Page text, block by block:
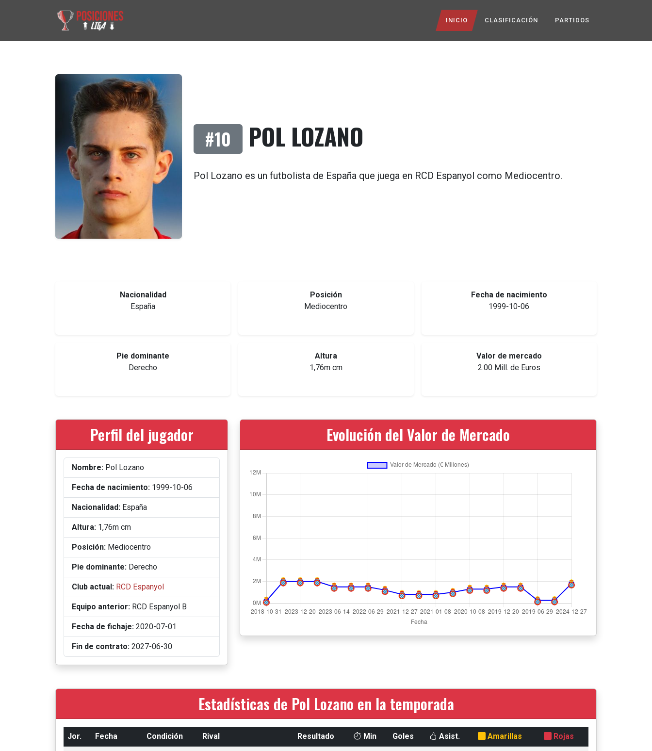
INICIO CLASIFICACIÓN PARTIDOS
#10 POL LOZANO
Pol Lozano es un futbolista de España que juega en RCD Espanyol como Mediocentro.
Nacionalidad
España
Posición
Mediocentro
Fecha de nacimiento
1999-10-06
Pie dominante
Derecho
Altura
1,76m cm
Valor de mercado
2.00 Mill. de Euros
Perfil del jugador
Nombre: Pol Lozano
Fecha de nacimiento: 1999-10-06
Nacionalidad: España
Altura: 1,76m cm
Posición: Mediocentro
Pie dominante: Derecho
Club actual: RCD Espanyol
Equipo anterior: RCD Espanyol B
Fecha de fichaje: 2020-07-01
Fin de contrato: 2027-06-30
Evolución del Valor de Mercado
Estadísticas de Pol Lozano en la temporada
Jor. Fecha Condición Rival Resultado Min Goles Asist. Amarillas Rojas